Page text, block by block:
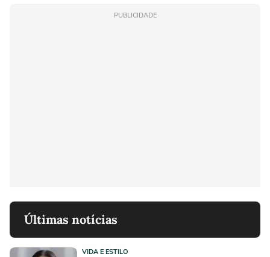
PUBLICIDADE
Últimas notícias
VIDA E ESTILO